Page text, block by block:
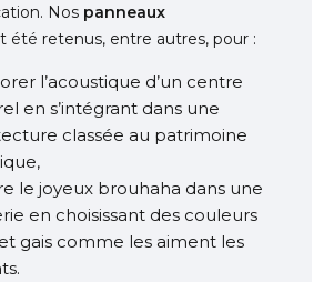
Nos panneaux
été retenus, entre autres, pour :
l’acoustique d’un centre
en s’intégrant dans une
classée au patrimoine
le joyeux brouhaha dans une
en choisissant des couleurs
gais comme les aiment les